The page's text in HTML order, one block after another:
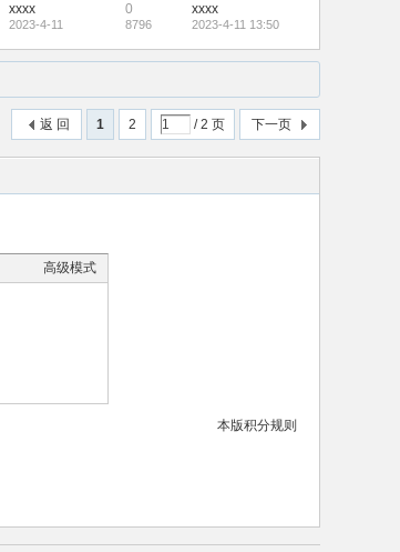
xxxx
2023-4-11
0
8796
xxxx
2023-4-11 13:50
1 2 / 2 页 下一页
返 回
高级模式
本版积分规则